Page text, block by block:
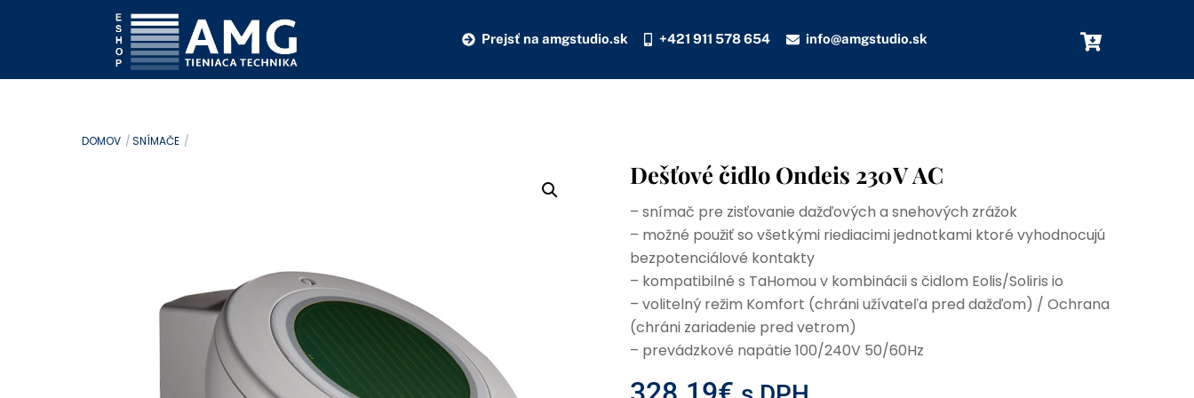
Prejsť na amgstudio.sk +421 911 578 654 info@amgstudio.sk
DOMOV SNÍMAČE
Dešťové čidlo Ondeis 230V AC
– snímač pre zisťovanie dažďových a snehových zrážok
– možné použiť so všetkými riediacimi jednotkami ktoré vyhodnocujú
bezpotenciálové kontakty
– kompatibilné s TaHomou v kombinácii s čidlom Eolis/Soliris io
– volitelný režim Komfort (chráni užívateľa pred dažďom) / Ochrana
(chráni zariadenie pred vetrom)
– prevádzkové napätie 100/240V 50/60Hz